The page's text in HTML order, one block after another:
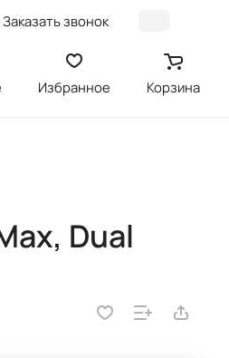
Заказать звонок
Избранное Корзина
Dual